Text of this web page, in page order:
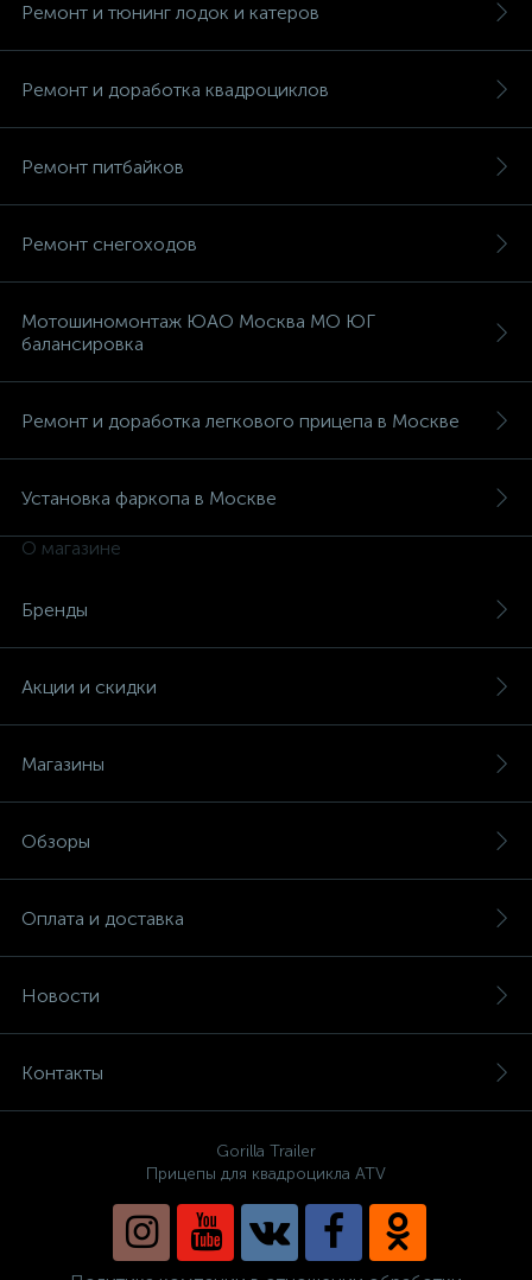
Ремонт и тюнинг лодок и катеров
Ремонт и доработка квадроциклов
Ремонт питбайков
Ремонт снегоходов
Мотошиномонтаж ЮАО Москва МО ЮГ
балансировка
Ремонт и доработка легкового прицепа в Москве
Установка фаркопа в Москве
О магазине
Бренды
Акции и скидки
Магазины
Обзоры
Оплата и доставка
Новости
Контакты
Gorilla Trailer
Прицепы для квадроцикла ATV